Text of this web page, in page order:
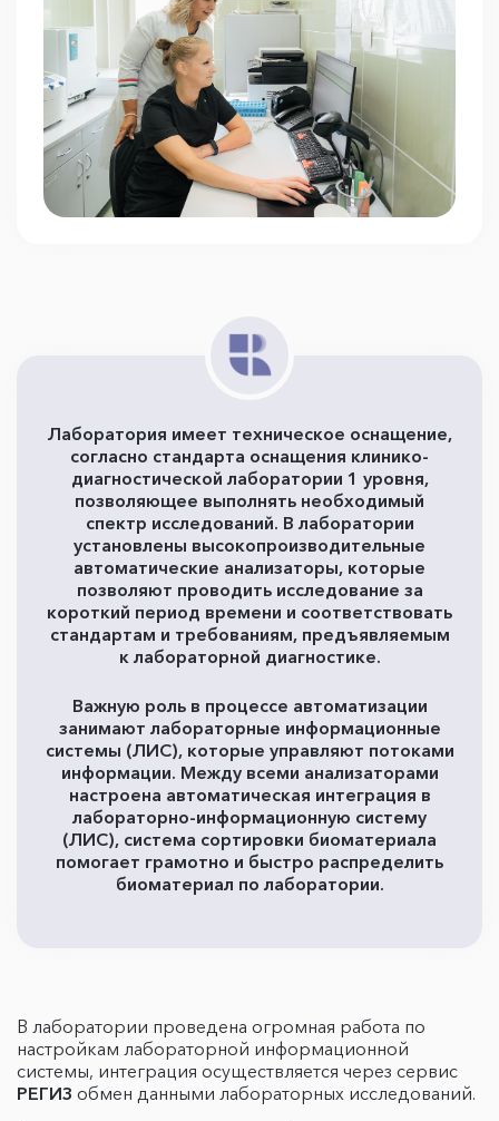
Лаборатория имеет техническое оснащение,
согласно стандарта оснащения клинико-
диагностической лаборатории 1 уровня,
позволяющее выполнять необходимый
спектр исследований. В лаборатории
установлены высокопроизводительные
автоматические анализаторы, которые
позволяют проводить исследование за
короткий период времени и соответствовать
стандартам и требованиям, предъявляемым
к лабораторной диагностике.
Важную роль в процессе автоматизации
занимают лабораторные информационные
системы (ЛИС), которые управляют потоками
информации. Между всеми анализаторами
настроена автоматическая интеграция в
лабораторно-информационную систему
(ЛИС), система сортировки биоматериала
помогает грамотно и быстро распределить
биоматериал по лаборатории.
В лаборатории проведена огромная работа по
настройкам лабораторной информационной
системы, интеграция осуществляется через сервис
РЕГИЗ обмен данными лабораторных исследований.